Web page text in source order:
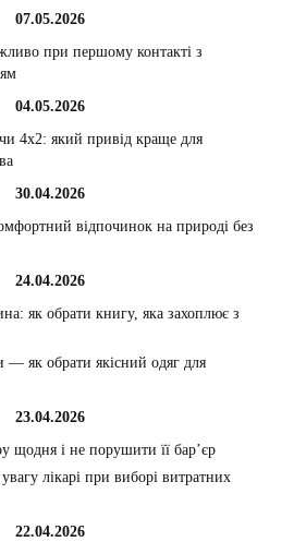
07.05.2026
при першому контакті з
04.05.2026
4х2: який привід краще для
30.04.2026
відпочинок на природі без
24.04.2026
як обрати книгу, яка захоплює з
як обрати якісний одяг для
23.04.2026
щодня і не порушити її бар’єр
лікарі при виборі витратних
22.04.2026